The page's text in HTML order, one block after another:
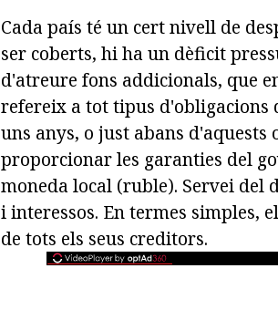
Cada país té un cert nivell de
ser coberts, hi ha un dèficit
d'atreure fons addicionals, que
refereix a tot tipus d'obligacions
uns anys, o just abans
proporcionar les garanties del
moneda local (ruble). Servei del
i interessos. En termes simples,
de tots els seus creditors.